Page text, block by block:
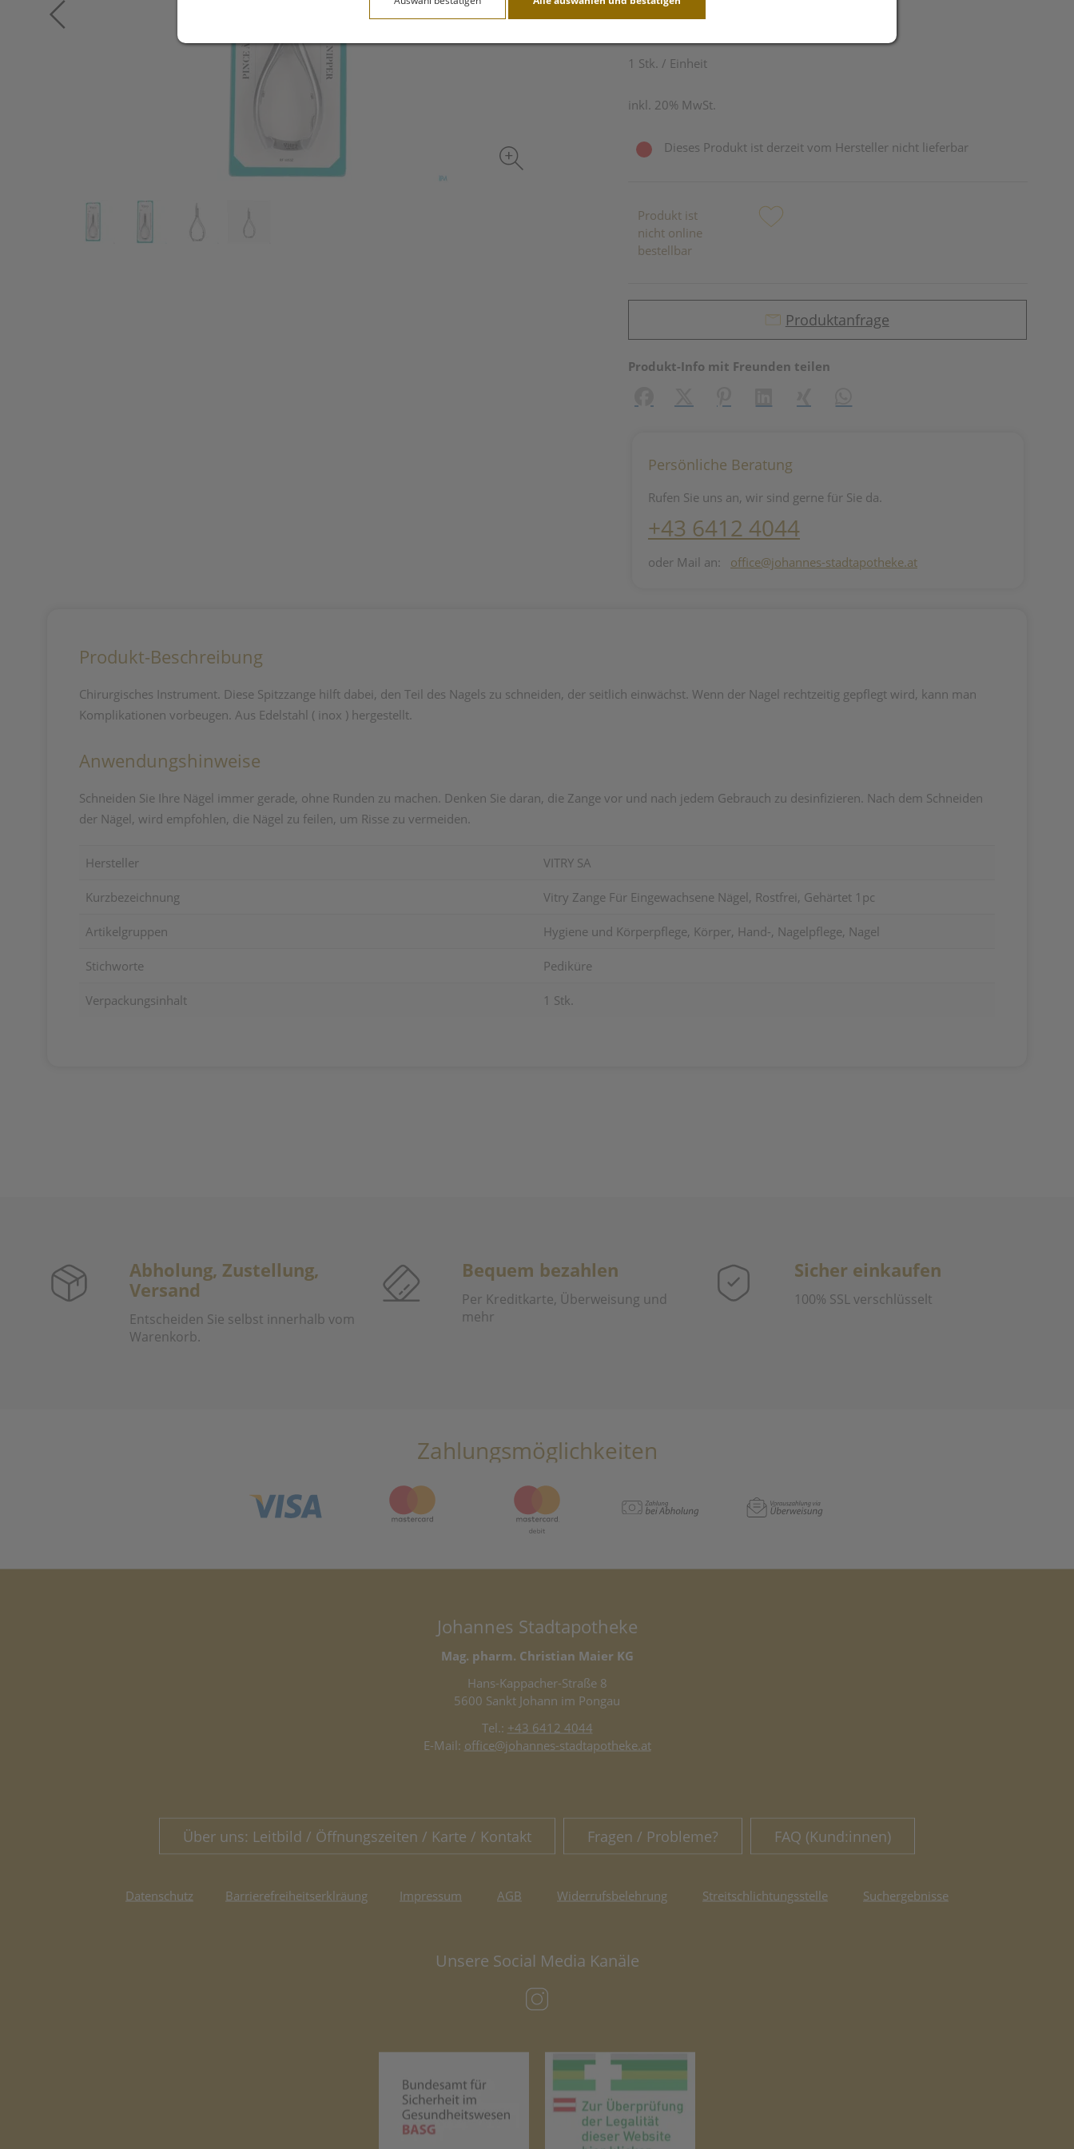
1 Stk. / Einheit
inkl. 20% MwSt.
Dieses Produkt ist derzeit vom Hersteller nicht lieferbar
Produkt ist
nicht online
bestellbar
Produktanfrage
Produkt-Info mit Freunden teilen
Persönliche Beratung
Rufen Sie uns an, wir sind gerne für Sie da.
+43 6412 4044
oder Mail an: office@johannes-stadtapotheke.at
Produkt-Beschreibung
Chirurgisches Instrument. Diese Spitzzange hilft dabei, den Teil des Nagels zu schneiden, der seitlich einwächst. Wenn der Nagel rechtzeitig gepflegt wird, kann man
Komplikationen vorbeugen. Aus Edelstahl ( inox ) hergestellt.
Anwendungshinweise
Schneiden Sie Ihre Nägel immer gerade, ohne Runden zu machen. Denken Sie daran, die Zange vor und nach jedem Gebrauch zu desinfizieren. Nach dem Schneiden
der Nägel, wird empfohlen, die Nägel zu feilen, um Risse ​​zu vermeiden.
Hersteller VITRY SA
Kurzbezeichnung Vitry Zange Für Eingewachsene Nägel, Rostfrei, Gehärtet 1pc
Artikelgruppen Hygiene und Körperpflege, Körper, Hand-, Nagelpflege, Nagel
Stichworte Pediküre
Verpackungsinhalt 1 Stk.
Abholung, Zustellung,
Versand
Entscheiden Sie selbst innerhalb vom
Warenkorb.
Bequem bezahlen
Per Kreditkarte, Überweisung und
mehr
Sicher einkaufen
100% SSL verschlüsselt
Zahlungsmöglichkeiten
Johannes Stadtapotheke
Mag. pharm. Christian Maier KG
Hans-Kappacher-Straße 8
5600 Sankt Johann im Pongau
Tel.: +43 6412 4044
E-Mail: office@johannes-stadtapotheke.at
Über uns: Leitbild / Öffnungszeiten / Karte / Kontakt Fragen / Probleme? FAQ (Kund:innen)
Datenschutz Barrierefreiheitserklräung Impressum AGB Widerrufsbelehrung Streitschlichtungsstelle Suchergebnisse
Unsere Social Media Kanäle
(öffnet in neuem Tab)